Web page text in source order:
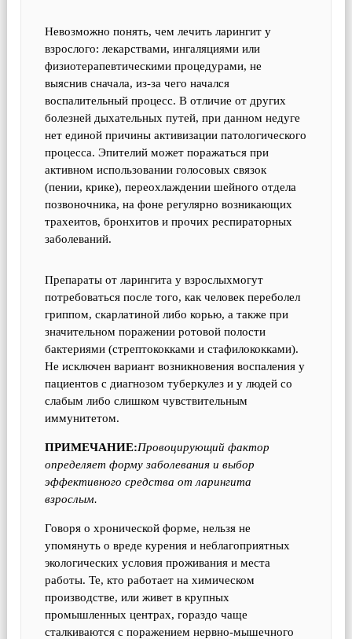
Невозможно понять, чем лечить ларингит у
взрослого: лекарствами, ингаляциями или
физиотерапевтическими процедурами, не
выяснив сначала, из-за чего начался
воспалительный процесс. В отличие от других
болезней дыхательных путей, при данном недуге
нет единой причины активизации патологического
процесса. Эпителий может поражаться при
активном использовании голосовых связок
(пении, крике), переохлаждении шейного отдела
позвоночника, на фоне регулярно возникающих
трахеитов, бронхитов и прочих респираторных
заболеваний.
Препараты от ларингита у взрослыхмогут
потребоваться после того, как человек переболел
гриппом, скарлатиной либо корью, а также при
значительном поражении ротовой полости
бактериями (стрептококками и стафилококками).
Не исключен вариант возникновения воспаления у
пациентов с диагнозом туберкулез и у людей со
слабым либо слишком чувствительным
иммунитетом.
ПРИМЕЧАНИЕ:Провоцирующий фактор
определяет форму заболевания и выбор
эффективного средства от ларингита
взрослым.
Говоря о хронической форме, нельзя не
упомянуть о вреде курения и неблагоприятных
экологических условия проживания и места
работы. Те, кто работает на химическом
производстве, или живет в крупных
промышленных центрах, гораздо чаще
сталкиваются с поражением нервно-мышечного